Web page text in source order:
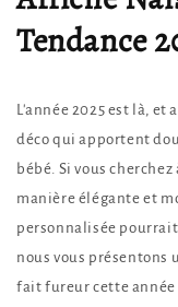
Tendance
L'année 2025 est là, et
déco qui apportent
bébé. Si vous
manière élégante et
personnalisée
nous vous présentons
fait fureur cette année